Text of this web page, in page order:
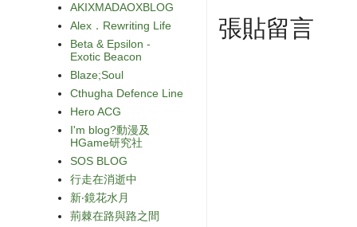
張貼留言
AKIXMADAOXBLOG
Alex．Rewriting Life
Beta & Epsilon -
Exotic Beacon
Blaze;Soul
Cthugha Defence Line
Hero ACG
I'm blog?動漫及
HGame研究社
SOS BLOG
行走在消逝中
新‧鏡花水月
荊棘在路與路之間